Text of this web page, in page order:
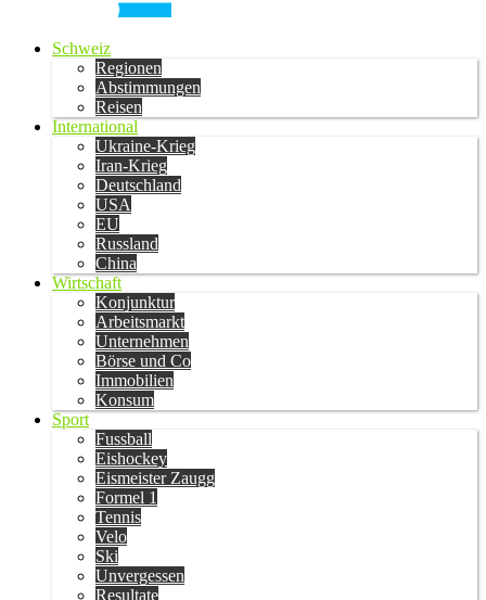
Schweiz
Regionen
Abstimmungen
Reisen
International
Ukraine-Krieg
Iran-Krieg
Deutschland
USA
EU
Russland
China
Wirtschaft
Konjunktur
Arbeitsmarkt
Unternehmen
Börse und Co
Immobilien
Konsum
Sport
Fussball
Eishockey
Eismeister Zaugg
Formel 1
Tennis
Velo
Ski
Unvergessen
Resultate